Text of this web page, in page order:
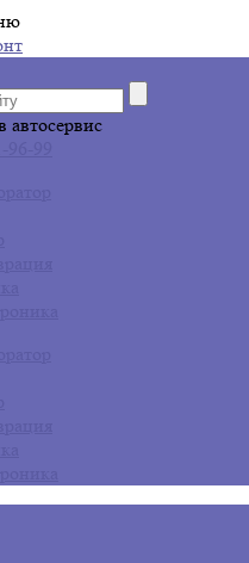
автосервис